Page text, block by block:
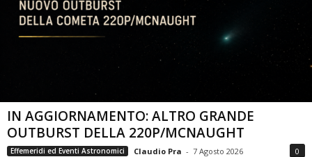
IN AGGIORNAMENTO: ALTRO GRANDE
OUTBURST DELLA 220P/MCNAUGHT
Effemeridi ed Eventi Astronomici Claudio Pra - 7 Agosto 2026 0